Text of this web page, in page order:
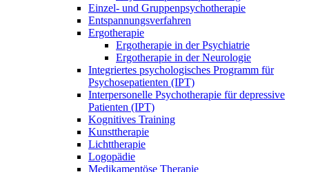
Einzel- und Gruppenpsychotherapie
Entspannungsverfahren
Ergotherapie
Ergotherapie in der Psychiatrie
Ergotherapie in der Neurologie
Integriertes psychologisches Programm für
Psychosepatienten (IPT)
Interpersonelle Psychotherapie für depressive
Patienten (IPT)
Kognitives Training
Kunsttherapie
Lichttherapie
Logopädie
Medikamentöse Therapie